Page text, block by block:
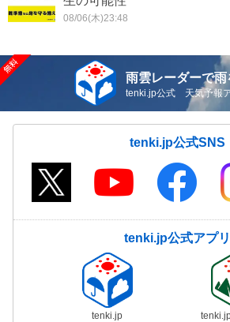
08/06(木)23:48
雨雲レーダーで雨
tenki.jp公式 天気予報
tenki.jp公式SNS
tenki.jp公式アプリ
tenki.jp